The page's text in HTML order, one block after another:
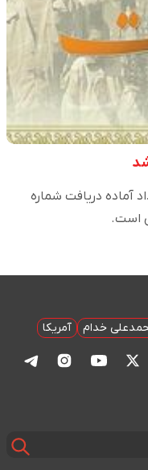
خصوصی سازی تا ۸ خرداد آماده دریافت شماره
است.
خدام آمریکا